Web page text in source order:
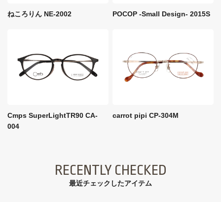
ねころりん NE-2002 POCOP -Small Design- 2015S
Cmps SuperLightTR90 CA-
004
carrot pipi CP-304M
RECENTLY CHECKED
最近チェックしたアイテム